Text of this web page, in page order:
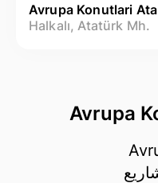
Avrupa Konutlari Ata
Halkalı, Atatürk Mh.